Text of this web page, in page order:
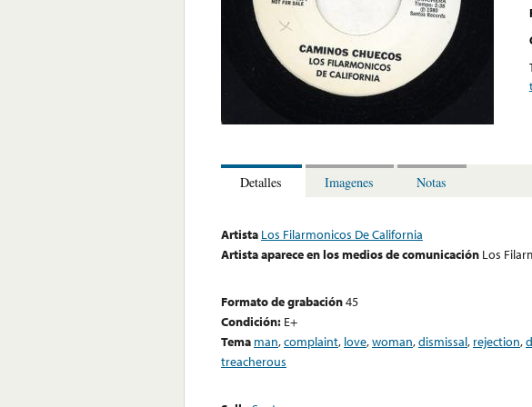
Detalles Imagenes Notas
Artista Los Filarmonicos De California
Artista aparece en los medios de comunicación Los
Formato de grabación45
Condición: E+
Tema man,complaint, love,woman,dismissal, rejection,
treacherous